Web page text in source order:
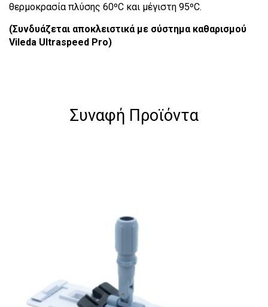
θερμοκρασία πλύσης 60ºC και μέγιστη 95ºC.
(Συνδυάζεται αποκλειστικά με σύστημα καθαρισμού
Vileda Ultraspeed Pro)
Συναφή Προϊόντα